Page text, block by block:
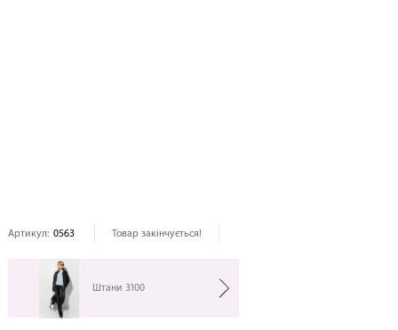
Артикул: 0563 Товар закінчується!
Штани 3100